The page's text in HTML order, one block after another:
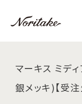
マーキス ミデ
銀メッキ)【受注